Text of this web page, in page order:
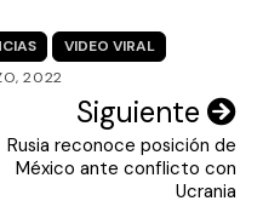
VIDEO VIRAL
2022
Siguiente
Rusia reconoce posición de
México ante conflicto con
Ucrania